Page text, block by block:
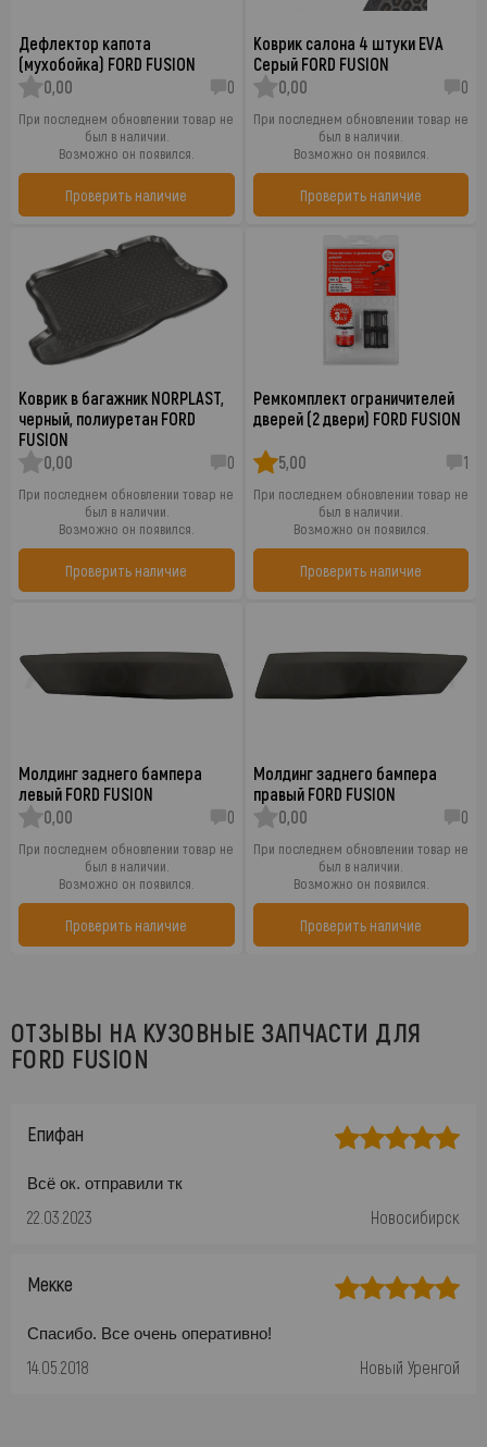
Дефлектор капота
(мухобойка) FORD FUSION
0,00
0
При последнем обновлении товар не
был в наличии.
Возможно он появился.
Проверить наличие
Коврик салона 4 штуки EVA
Серый FORD FUSION
0,00
0
При последнем обновлении товар не
был в наличии.
Возможно он появился.
Проверить наличие
Коврик в багажник NORPLAST,
черный, полиуретан FORD
FUSION
0,00
0
При последнем обновлении товар не
был в наличии.
Возможно он появился.
Проверить наличие
Ремкомплект ограничителей
дверей (2 двери) FORD FUSION
5,00 1
При последнем обновлении товар не
был в наличии.
Возможно он появился.
Проверить наличие
Молдинг заднего бампера
левый FORD FUSION
0,00
0
При последнем обновлении товар не
был в наличии.
Возможно он появился.
Проверить наличие
Молдинг заднего бампера
правый FORD FUSION
0,00
0
При последнем обновлении товар не
был в наличии.
Возможно он появился.
Проверить наличие
ОТЗЫВЫ НА КУЗОВНЫЕ ЗАПЧАСТИ ДЛЯ
FORD FUSION
Епифан
Всё ок. отправили тк
22.03.2023 Новосибирск
Мекке
Спасибо. Все очень оперативно!
14.05.2018 Новый Уренгой